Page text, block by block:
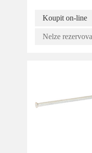
Koupit on-line
Nelze